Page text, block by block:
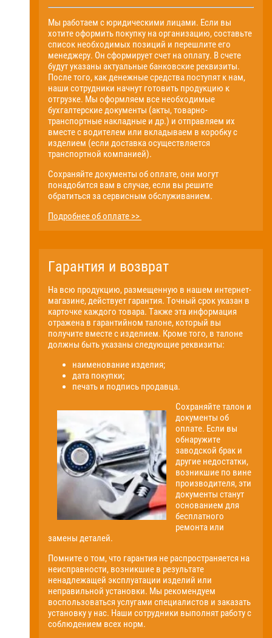
Мы работаем с юридическими лицами. Если вы
хотите оформить покупку на организацию, составьте
список необходимых позиций и перешлите его
менеджеру. Он сформирует счет на оплату. В счете
будут указаны актуальные банковские реквизиты.
После того, как денежные средства поступят к нам,
наши сотрудники начнут готовить продукцию к
отгрузке. Мы оформляем все необходимые
бухгалтерские документы (акты, товарно-
транспортные накладные и др.) и отправляем их
вместе с водителем или вкладываем в коробку с
изделием (если доставка осуществляется
транспортной компанией).
Сохраняйте документы об оплате, они могут
понадобится вам в случае, если вы решите
обратиться за сервисным обслуживанием.
Подробнее об оплате >>
Гарантия и возврат
На всю продукцию, размещенную в нашем интернет-
магазине, действует гарантия. Точный срок указан в
карточке каждого товара. Также эта информация
отражена в гарантийном талоне, который вы
получите вместе с изделием. Кроме того, в талоне
должны быть указаны следующие реквизиты:
наименование изделия;
дата покупки;
печать и подпись продавца.
Сохраняйте талон и
документы об
оплате. Если вы
обнаружите
заводской брак и
другие недостатки,
возникшие по вине
производителя, эти
документы станут
основанием для
бесплатного
ремонта или
замены деталей.
Помните о том, что гарантия не распространяется на
неисправности, возникшие в результате
ненадлежащей эксплуатации изделий или
неправильной установки. Мы рекомендуем
воспользоваться услугами специалистов и заказать
установку у нас. Наши сотрудники выполнят работу с
соблюдением всех норм.